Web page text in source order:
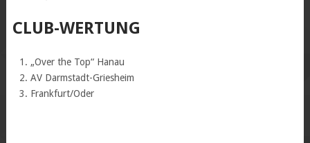
CLUB-WERTUNG
„Over the Top“ Hanau
AV Darmstadt-Griesheim
Frankfurt/Oder